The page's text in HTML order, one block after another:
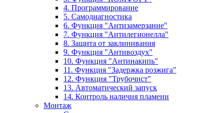
4. Программирование
5. Самодиагностика
6. Функция "Антизамерзание"
7. Функция "Антилегионелла"
8. Защита от заклинивания
9. Функция "Антивоздух"
10. Функция "Антинакипь"
11. Функция "Задержка розжига"
12. Функция "Трубочист"
13. Автоматический запуск
14. Контроль наличия пламени
Монтаж